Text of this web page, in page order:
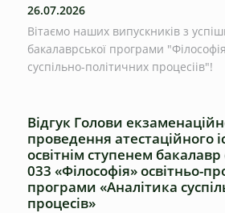
26.07.2026
Вітаємо наших випускників з
бакалаврської програми
суспільно-політичних процесіів"!
Відгук Голови
проведення атестаційного
освітнім ступенем бакалавр
033 «Філософія» освітньо-
програми «Аналітика
процесів»